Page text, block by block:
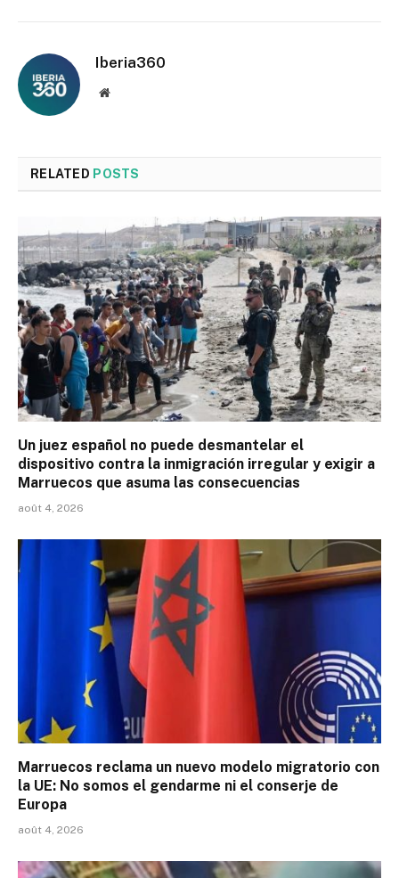
Iberia360
Website
RELATED POSTS
Un juez español no puede desmantelar el
dispositivo contra la inmigración irregular y exigir a
Marruecos que asuma las consecuencias
août 4, 2026
Marruecos reclama un nuevo modelo migratorio con
la UE: No somos el gendarme ni el conserje de
Europa
août 4, 2026